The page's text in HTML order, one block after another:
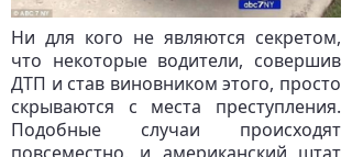
Ни для кого не являются секретом,
что некоторые водители, совершив
ДТП и став виновником этого, просто
скрываются с места преступления.
Подобные случаи происходят